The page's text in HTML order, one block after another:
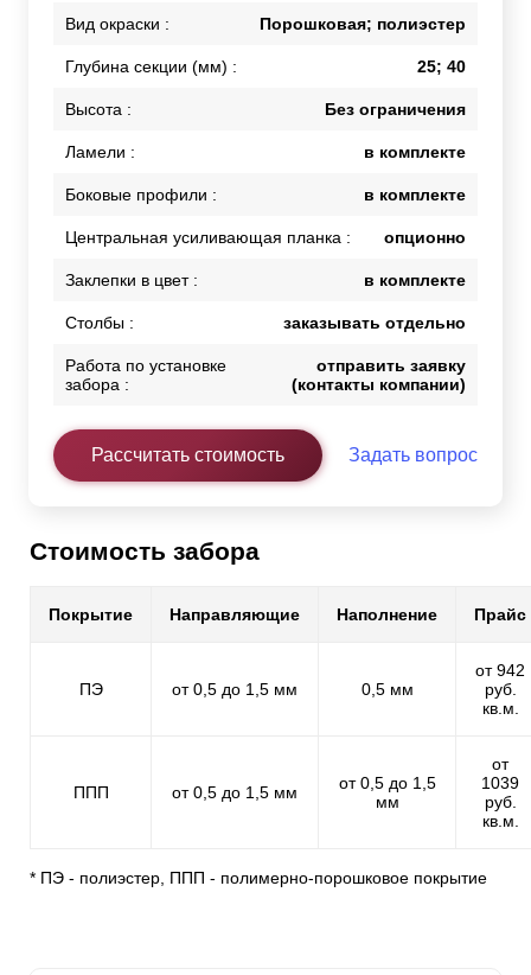
Вид окраски : Порошковая; полиэстер
Глубина секции (мм) : 25; 40
Высота : Без ограничения
Ламели : в комплекте
Боковые профили : в комплекте
Центральная усиливающая планка : опционно
Заклепки в цвет : в комплекте
Столбы : заказывать отдельно
Работа по установке
забора :
отправить заявку
(контакты компании)
Рассчитать стоимость Задать вопрос
Стоимость забора
Покрытие Направляющие Наполнение Прайс
ПЭ от 0,5 до 1,5 мм 0,5 мм
от 942
руб.
кв.м.
ППП от 0,5 до 1,5 мм
от 0,5 до 1,5
мм
от
1039
руб.
кв.м.
* ПЭ - полиэстер, ППП - полимерно-порошковое покрытие